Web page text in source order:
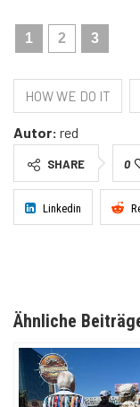
1 2 3
HOW WE DO IT
Autor: red
SHARE 0
Linkedin
Ähnliche